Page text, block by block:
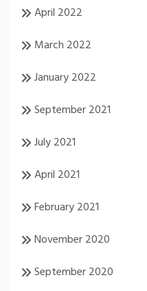
April 2022
March 2022
January 2022
September 2021
July 2021
April 2021
February 2021
November 2020
September 2020